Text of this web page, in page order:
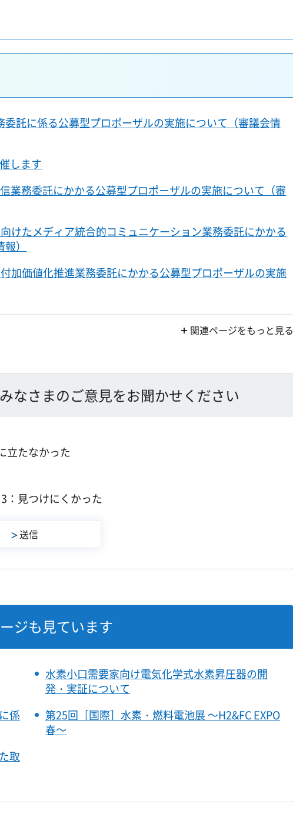
託に係る公募型プロポーザルの実施について（審議会情
します
業務委託にかかる公募型プロポーザルの実施について（審
けたメディア統合的コミュニケーション業務委託にかかる
）
加価値化推進業務委託にかかる公募型プロポーザルの実施
関連ページをもっと見る
なさまのご意見をお聞かせください
立たなかった
3：見つけにくかった
ジも見ています
水素小口需要家向け電気化学式水素昇圧器の開
発・実証について
係
第25回［国際］水素・燃料電池展 ～H2&FC EXPO
春～
取